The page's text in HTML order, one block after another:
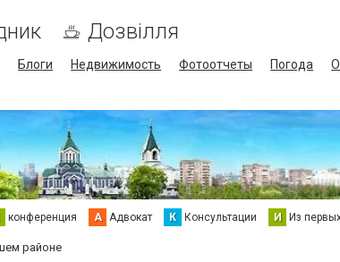
Дозвілля
Блоги Недвижимость Фотоотчеты Погода
конференция А Адвокат К Консультации И Из
районе